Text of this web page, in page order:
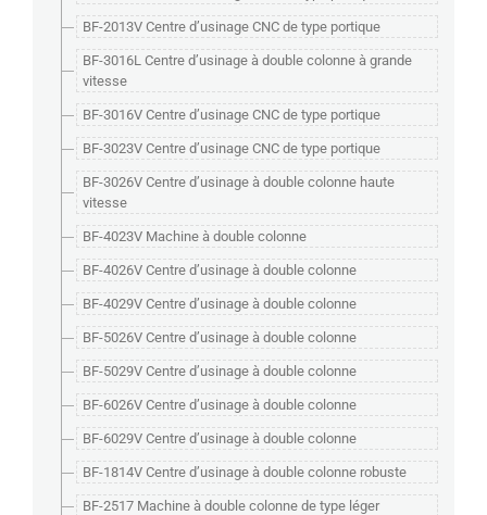
BF-2013V Centre d’usinage CNC de type portique
BF-3016L Centre d’usinage à double colonne à grande
vitesse
BF-3016V Centre d’usinage CNC de type portique
BF-3023V Centre d’usinage CNC de type portique
BF-3026V Centre d’usinage à double colonne haute
vitesse
BF-4023V Machine à double colonne
BF-4026V Centre d’usinage à double colonne
BF-4029V Centre d’usinage à double colonne
BF-5026V Centre d’usinage à double colonne
BF-5029V Centre d’usinage à double colonne
BF-6026V Centre d’usinage à double colonne
BF-6029V Centre d’usinage à double colonne
BF-1814V Centre d’usinage à double colonne robuste
BF-2517 Machine à double colonne de type léger